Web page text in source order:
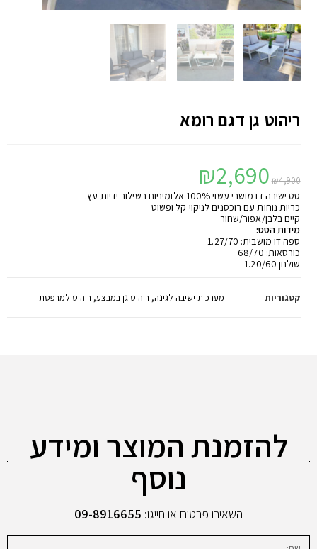
ריהוט גן דגם רומא
₪4,900
₪2,690
סט ישיבה דו מושבי עשוי 100% אלומיניום בשילוב ידיות עץ.
כריות נוחות עם רוכסנים לניקוי קל ופשוט
קיים בלבן/אפור/שחור
מידות הסט:
ספה דו מושבית: 1.27/70
כורסאות: 68/70
שולחן 1.20/60
קטגוריות מערכות ישיבה לגינה, ריהוט גן במבצע, ריהוט למרפסת
להזמנת המוצר ומידע
נוסף
השאירו פרטים או חייגו: 09-8916655